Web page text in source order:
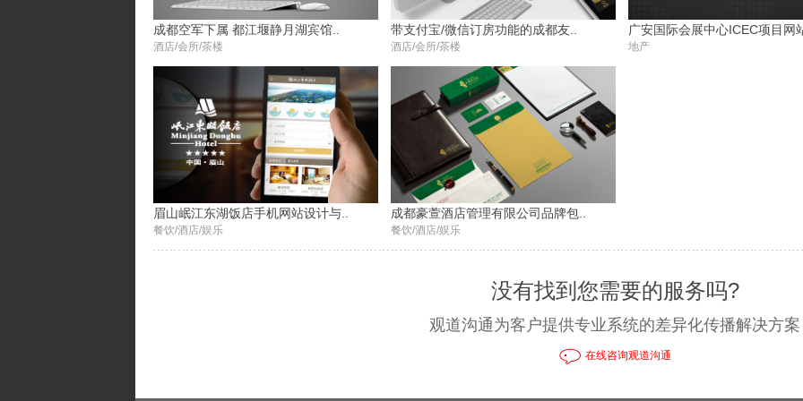
成都空军下属 都江堰静月湖宾馆..
酒店/会所/茶楼
带支付宝/微信订房功能的成都友..
酒店/会所/茶楼
广安国际会展中心ICEC项目网
地产
眉山岷江东湖饭店手机网站设计与..
餐饮/酒店/娱乐
成都豪萱酒店管理有限公司品牌包..
餐饮/酒店/娱乐
没有找到您需要的服务吗?
观道沟通为客户提供专业系统的差异化传播解决方案
在线咨询观道沟通